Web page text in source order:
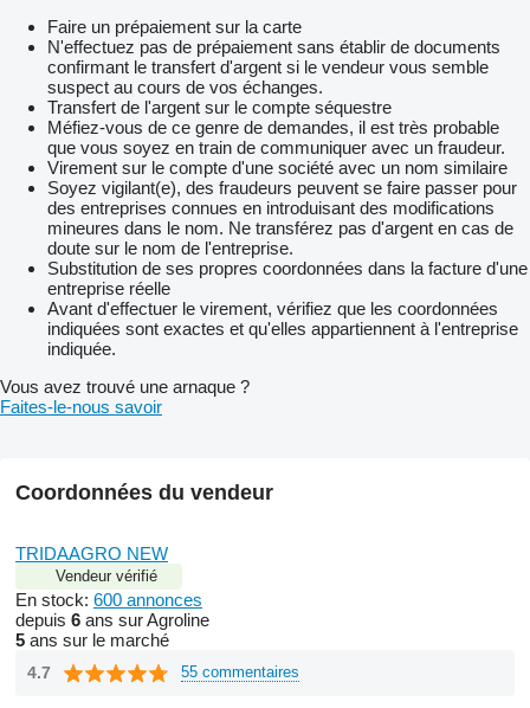
Faire un prépaiement sur la carte
N'effectuez pas de prépaiement sans établir de documents
confirmant le transfert d'argent si le vendeur vous semble
suspect au cours de vos échanges.
Transfert de l'argent sur le compte séquestre
Méfiez-vous de ce genre de demandes, il est très probable
que vous soyez en train de communiquer avec un fraudeur.
Virement sur le compte d'une société avec un nom similaire
Soyez vigilant(e), des fraudeurs peuvent se faire passer pour
des entreprises connues en introduisant des modifications
mineures dans le nom. Ne transférez pas d'argent en cas de
doute sur le nom de l'entreprise.
Substitution de ses propres coordonnées dans la facture d'une
entreprise réelle
Avant d'effectuer le virement, vérifiez que les coordonnées
indiquées sont exactes et qu'elles appartiennent à l'entreprise
indiquée.
Vous avez trouvé une arnaque ?
Faites-le-nous savoir
Coordonnées du vendeur
TRIDAAGRO NEW
Vendeur vérifié
En stock: 600 annonces
depuis 6 ans sur Agroline
5 ans sur le marché
4.7 55 commentaires